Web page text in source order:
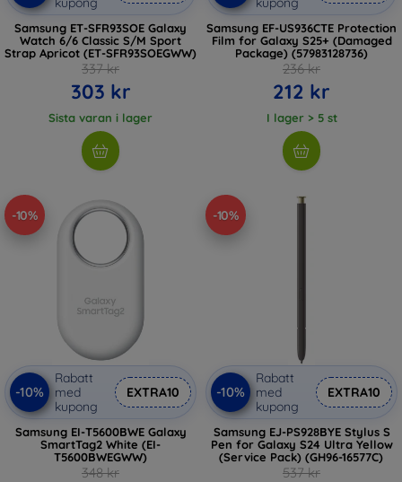
Samsung ET-SFR93SOE Galaxy
Watch 6/6 Classic S/M Sport
Strap Apricot (ET-SFR93SOEGWW)
337 kr
303 kr
Sista varan i lager
Samsung EF-US936CTE Protection
Film for Galaxy S25+ (Damaged
Package) (57983128736)
236 kr
212 kr
I lager > 5 st
-10%
-10%
Rabatt
med
kupong
EXTRA10
Samsung EI-T5600BWE Galaxy
SmartTag2 White (EI-
T5600BWEGWW)
348 kr
-10%
-10%
Rabatt
med
kupong
EXTRA10
Samsung EJ-PS928BYE Stylus S
Pen for Galaxy S24 Ultra Yellow
(Service Pack) (GH96-16577C)
537 kr